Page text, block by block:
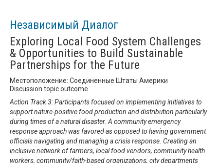
Независимый Диалог
Exploring Local Food System Challenges
& Opportunities to Build Sustainable
Partnerships for the Future
Местоположение: Соединенные Штаты Америки
Discussion topic outcome
Action Track 3: Participants focused on implementing initiatives to
support nature-positive food production and distribution particularly
during times of a natural disaster. A community emergency
response approach was favored as opposed to having government
officials navigating and managing a crisis response. Creating an
inclusive network of farmers, local food vendors, community health
workers, community/faith-based organizations, city departments